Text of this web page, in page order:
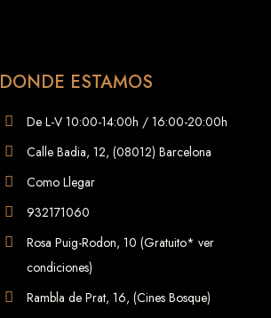
DONDE ESTAMOS
De L-V 10:00-14:00h / 16:00-20:00h
Calle Badia, 12, (08012) Barcelona
Como Llegar
932171060
Rosa Puig-Rodon, 10 (Gratuito* ver
condiciones)
Rambla de Prat, 16, (Cines Bosque)